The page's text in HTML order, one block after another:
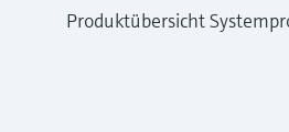
Produktübersicht